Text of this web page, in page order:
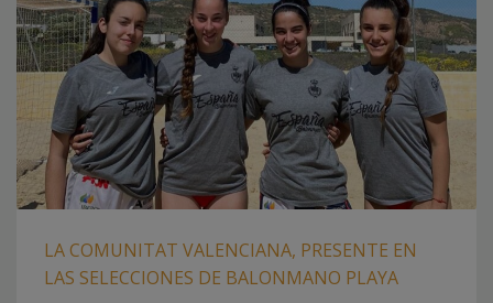
LA COMUNITAT VALENCIANA, PRESENTE EN
LAS SELECCIONES DE BALONMANO PLAYA